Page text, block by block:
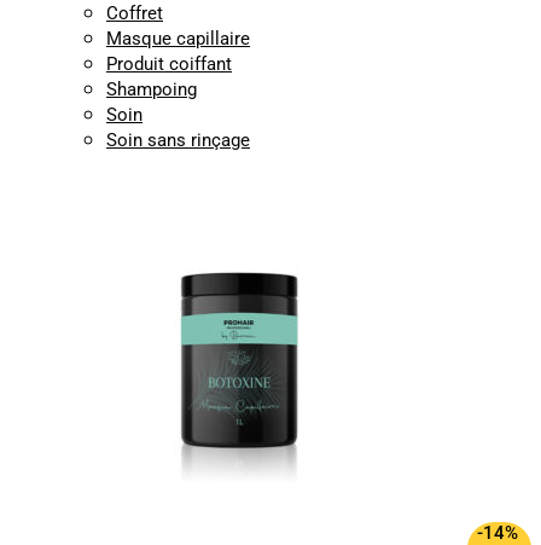
Coffret
Masque capillaire
Produit coiffant
Shampoing
Soin
Soin sans rinçage
-14%